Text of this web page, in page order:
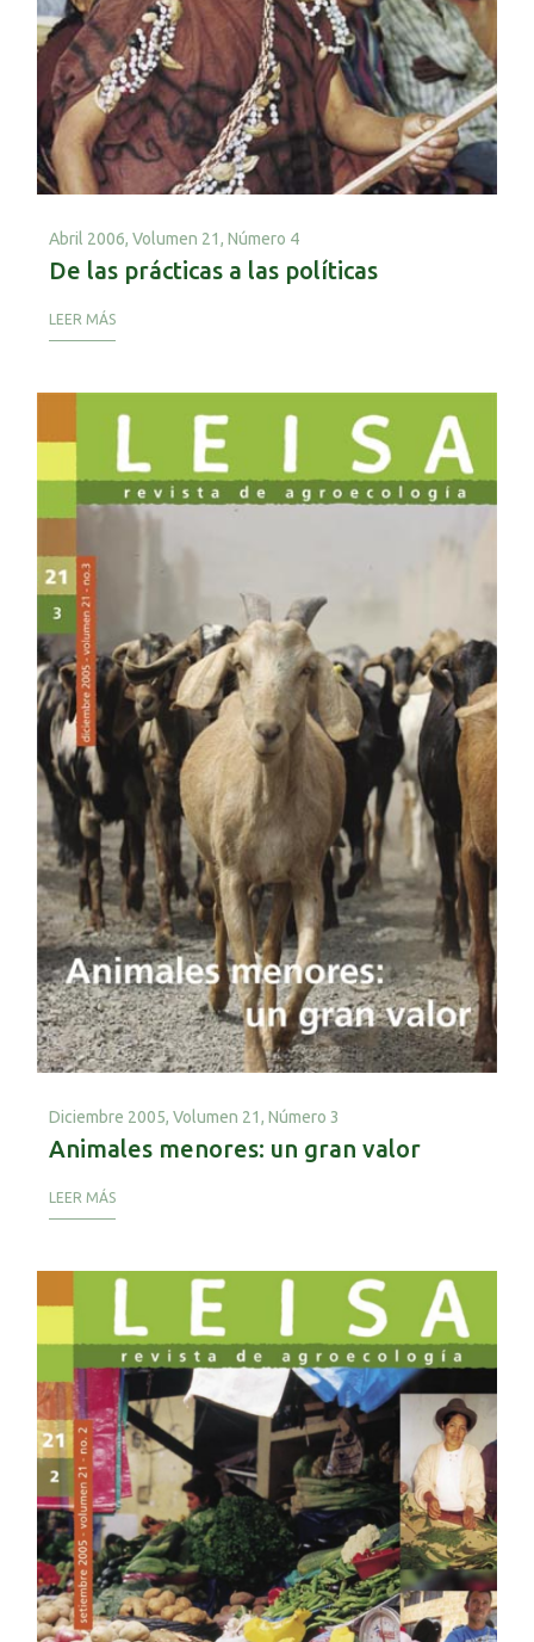
Abril 2006, Volumen 21, Número 4
De las prácticas a las políticas
LEER MÁS
Diciembre 2005, Volumen 21, Número 3
Animales menores: un gran valor
LEER MÁS